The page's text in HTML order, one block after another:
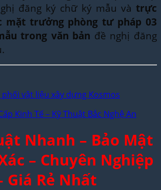
đăng ký chữ ký mẫu và trực
trưởng phòng tư pháp 03
trong văn bản đề nghị đăng
vật liệu xây dựng Kosmos
Kinh Tế – Kỹ Thuật Bắc Nghệ An
Nhanh – Bảo Mật
– Chuyên Nghiệp
Giá Rẻ Nhất